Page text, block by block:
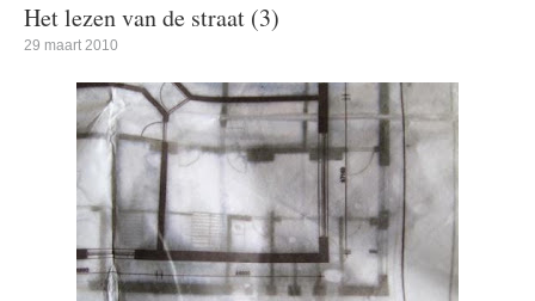
Het lezen van de straat (3)
29 maart 2010